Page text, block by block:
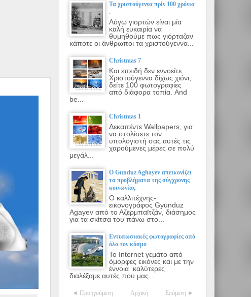
Τα χριστούγεννα πρίν 100 χρόνια
.
Λόγω γιορτών είναι μία
καλή ευκαιρία να
θυμηθούμε πως γιόρταζαν
κάποτε οι άνθρωποι τα χριστούγεννα...
Christmas 7
Και επειδή δεν εννοείτε
Χριστούγεννα δίχως χιόνι,
δείτε 100 φωτογραφίες
από διάφορα τοπία. And
be...
Christmas 1
Δεκαπέντε Wallpapers, για
να στολίσετε τον
υπολογιστή σας αυτές τις
χαρούμενες μέρες σε πολύ
μεγάλ...
Ο Gunduz Aghayev απεικονίζει
τα προβλήματα της σύγχρονης
κοινωνίας
Ο καλλιτέχνης-
εικονογράφος Gyunduz
Agayev από το Αζερμπαϊτζάν, διάσημος
για τα σκίτσα του πάνω στο...
Εντυπωσιακές φωτογραφίες από
όλο τον κόσμο
Το Internet γεμάτο από
όμορφες εικόνες και με την
έννοια καλύτερες
διαλέξαμε αυτές που μας...
◄ Προηγούμενη Επόμενη ►
Αρχική